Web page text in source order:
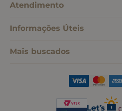
Atendimento
Informações Úteis
Mais buscados